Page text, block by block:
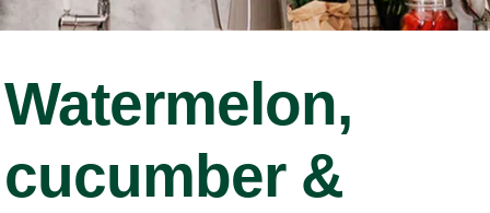
Watermelon,
cucumber &